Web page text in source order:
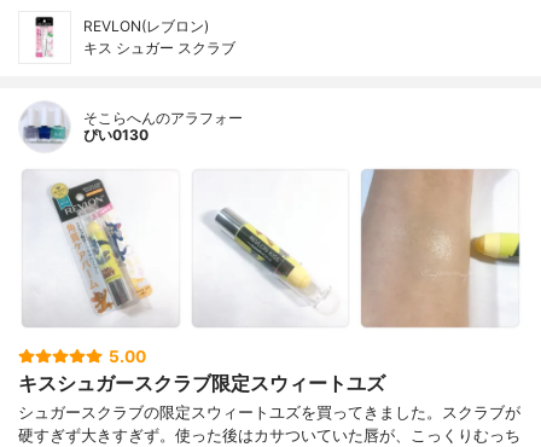
REVLON(レブロン)
キス シュガー スクラブ
そこらへんのアラフォー
ぴい0130
5.00
キスシュガースクラブ限定スウィートユズ
シュガースクラブの限定スウィートユズを買ってきました。スクラブが
硬すぎず大きすぎず。使った後はカサついていた唇が、こっくりむっち